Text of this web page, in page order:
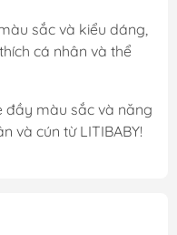
sắc và kiểu dáng,
cá nhân và thể
đầy màu sắc và năng
và cún từ LITIBABY!